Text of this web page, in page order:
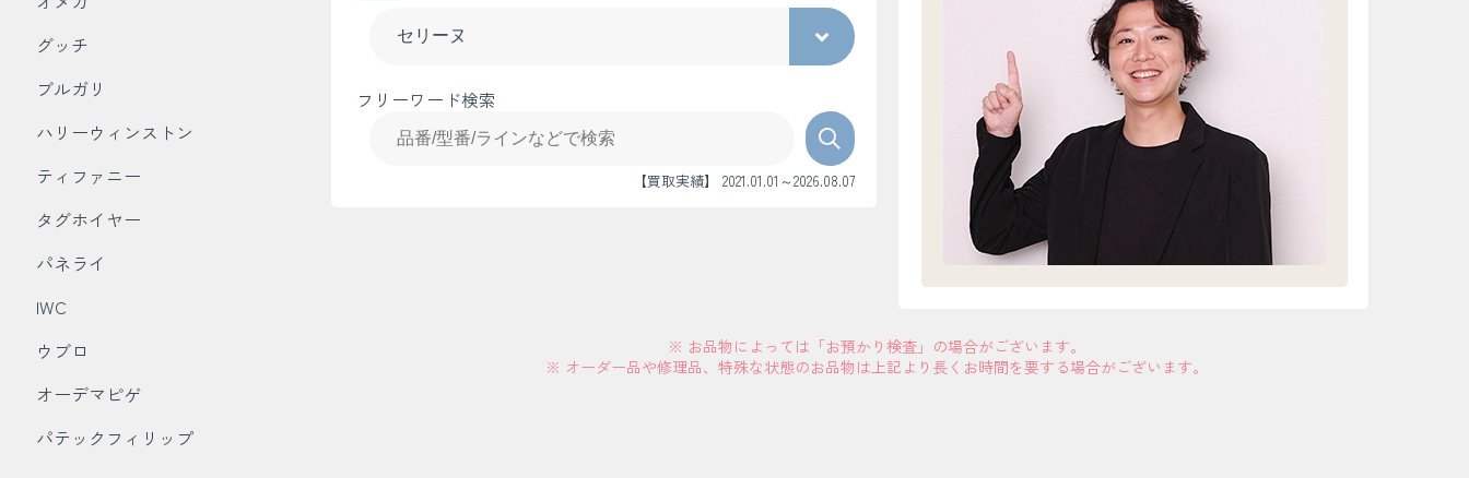
グッチ
ブルガリ
ハリーウィンストン
ティファニー
タグホイヤー
パネライ
IWC
ウブロ
オーデマピゲ
パテックフィリップ
フリーワード検索
【買取実績】 2021.01.01～2026.08.07
※ お品物によっては「お預かり検査」の場合がございます。
※ オーダー品や修理品、特殊な状態のお品物は上記より長くお時間を要する場合がございます。